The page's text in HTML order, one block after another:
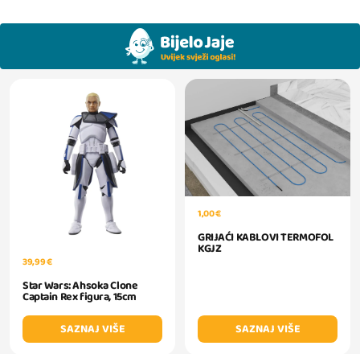
39,99 €
Star Wars: Ahsoka Clone
Captain Rex figura, 15cm
SAZNAJ VIŠE
1,00 €
GRIJAĆI KABLOVI TERMOFOL
KGJZ
SAZNAJ VIŠE